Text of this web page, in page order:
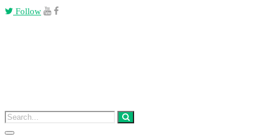
Follow